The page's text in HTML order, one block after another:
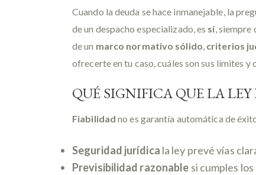
Cuando la deuda se hace inmanejable, la
de un despacho especializado, es sí, siempre
de un marco normativo sólido, criterios
ofrecerte en tu caso, cuáles son sus límites y
QUÉ SIGNIFICA QUE LA
Fiabilidad no es garantía automática de
Seguridad jurídica la ley prevé vías
Previsibilidad razonable si cumples